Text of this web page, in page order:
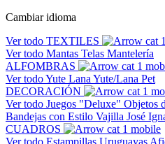
Cambiar idioma
Ver todo TEXTILES
Ver todo Mantas Telas Mantelería
ALFOMBRAS
Ver todoYute Lana Yute/Lana Pet
DECORACIÓN
Ver todo Juegos "Deluxe" Objetos
Bandejas con Estilo Vajilla José
CUADROS
Ver todo Estampillas Uruguayas